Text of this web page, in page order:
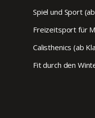
Spiel und Sport
Freizeitsport für
Calisthenics (ab
Fit durch den